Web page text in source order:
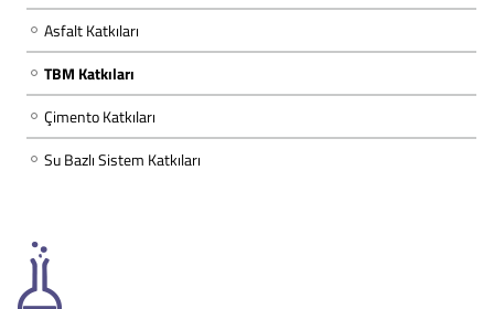
Asfalt Katkıları
TBM Katkıları
Çimento Katkıları
Su Bazlı Sistem Katkıları